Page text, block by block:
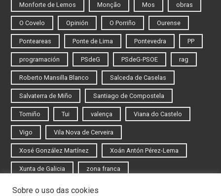
Monforte de Lemos Monção Mos obras
O Covelo Opinión O Porriño Ourense
Ponteareas Ponte de Lima Pontevedra PP
programación PSdeG PSdeG-PSOE rag
Roberto Mansilla Blanco Salceda de Caselas
Salvaterra de Miño Santiago de Compostela
Tomiño Tui valença Viana do Castelo
Vigo Vila Nova de Cerveira
Xosé González Martínez Xoán Antón Pérez-Lema
Xunta de Galicia zona franca
Sobre o uso das cookies